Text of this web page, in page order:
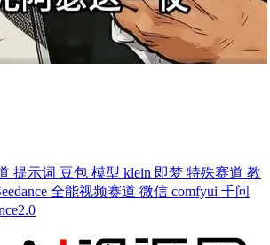
提示词 豆包 模型 klein 即梦 特殊赛道 教
全能视频赛道 微信 comfyui 千问